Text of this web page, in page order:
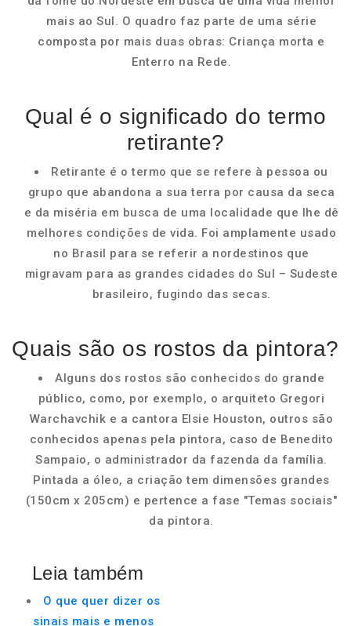
mais ao Sul. O quadro faz parte de uma série
composta por mais duas obras: Criança morta e
Enterro na Rede.
Qual é o significado do termo
retirante?
Retirante é o termo que se refere à pessoa ou
grupo que abandona a sua terra por causa da seca
e da miséria em busca de uma localidade que lhe dê
melhores condições de vida. Foi amplamente usado
no Brasil para se referir a nordestinos que
migravam para as grandes cidades do Sul – Sudeste
brasileiro, fugindo das secas.
Quais são os rostos da pintora?
Alguns dos rostos são conhecidos do grande
público, como, por exemplo, o arquiteto Gregori
Warchavchik e a cantora Elsie Houston, outros são
conhecidos apenas pela pintora, caso de Benedito
Sampaio, o administrador da fazenda da família.
Pintada a óleo, a criação tem dimensões grandes
(150cm x 205cm) e pertence a fase "Temas sociais"
da pintora.
Leia também
O que quer dizer os
sinais mais e menos